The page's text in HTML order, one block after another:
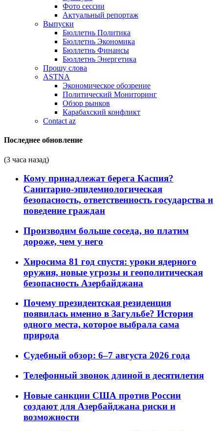
Фото сессии
Актуальный репортаж
Выпуски
Бюллетнь Политика
Бюллетнь Экономика
Бюллетнь Финансы
Бюллетнь Энергетика
Прошу слова
ASTNA
Экономическое обозрение
Политический Мониторинг
Обзор рынков
Карабахский конфликт
Contact az
Последнее обновление
(3 часа назад)
Кому принадлежат берега Каспия?
Санитарно-эпидемиологическая
безопасность, ответственность государства и
поведение граждан
Производим больше соседа, но платим
дороже, чем у него
Хиросима 81 год спустя: уроки ядерного
оружия, новые угрозы и геополитическая
безопасность Азербайджана
Почему президентская резиденция
появилась именно в Загульбе? История
одного места, которое выбрала сама
природа
Судебный обзор: 6–7 августа 2026 года
Телефонный звонок длиной в десятилетия
Новые санкции США против России
создают для Азербайджана риски и
возможности